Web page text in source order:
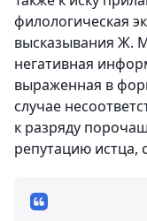
филологическая
высказывания Ж.
негативная
выраженная в
случае
к разряду
репутацию истца,